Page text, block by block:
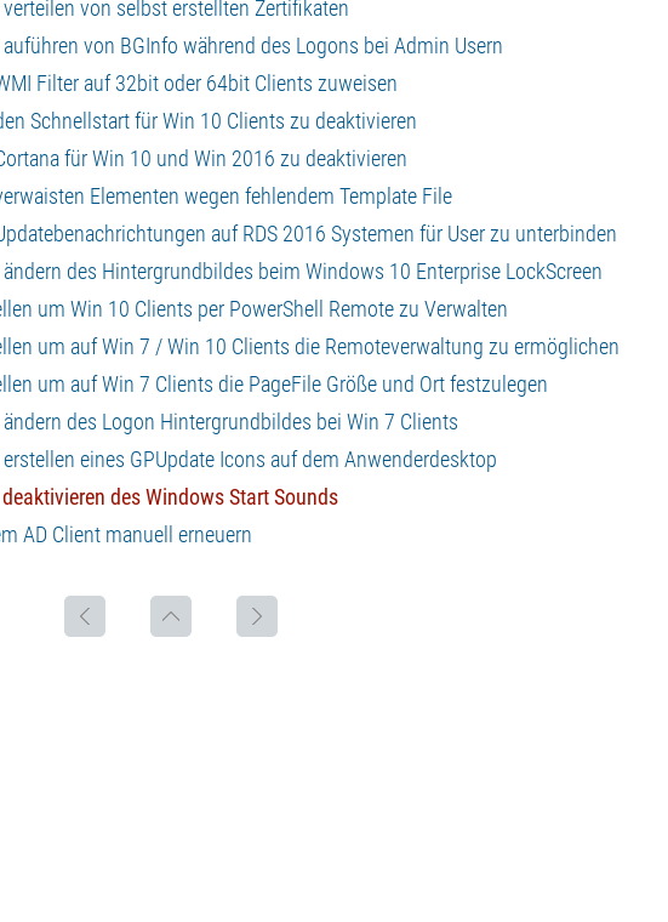
von selbst erstellten Zertifikaten
von BGInfo während des Logons bei Admin Usern
Filter auf 32bit oder 64bit Clients zuweisen
Schnellstart für Win 10 Clients zu deaktivieren
für Win 10 und Win 2016 zu deaktivieren
Elementen wegen fehlendem Template File
auf RDS 2016 Systemen für User zu unterbinden
des Hintergrundbildes beim Windows 10 Enterprise LockScreen
um Win 10 Clients per PowerShell Remote zu Verwalten
um auf Win 7 / Win 10 Clients die Remoteverwaltung zu ermöglichen
um auf Win 7 Clients die PageFile Größe und Ort festzulegen
des Logon Hintergrundbildes bei Win 7 Clients
eines GPUpdate Icons auf dem Anwenderdesktop
des Windows Start Sounds
AD Client manuell erneuern